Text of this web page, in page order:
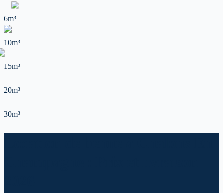
6m³
10m³
15m³
20m³
30m³